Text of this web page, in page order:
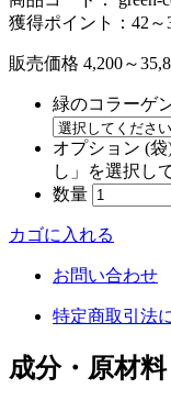
獲得ポイント：42～
販売価格 4,200～
緑のコラーゲ
オプション (
し」を選択し
数量
カゴに入れる
お問い合わせ
特定商取引法
成分・原材料